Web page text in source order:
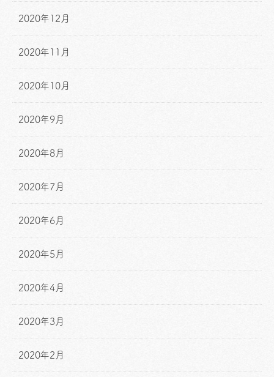
2020年12月
2020年11月
2020年10月
2020年9月
2020年8月
2020年7月
2020年6月
2020年5月
2020年4月
2020年3月
2020年2月